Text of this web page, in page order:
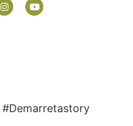
#Demarretastory